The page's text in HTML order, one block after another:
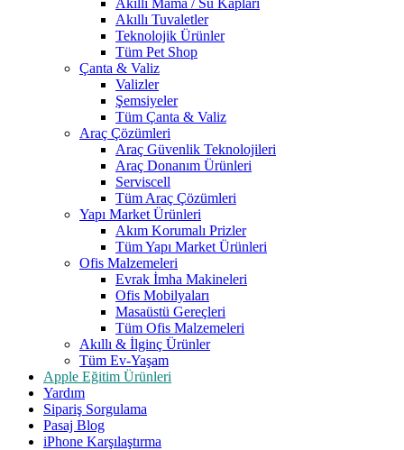
Akıllı Mama / Su Kapları
Akıllı Tuvaletler
Teknolojik Ürünler
Tüm Pet Shop
Çanta & Valiz
Valizler
Şemsiyeler
Tüm Çanta & Valiz
Araç Çözümleri
Araç Güvenlik Teknolojileri
Araç Donanım Ürünleri
Serviscell
Tüm Araç Çözümleri
Yapı Market Ürünleri
Akım Korumalı Prizler
Tüm Yapı Market Ürünleri
Ofis Malzemeleri
Evrak İmha Makineleri
Ofis Mobilyaları
Masaüstü Gereçleri
Tüm Ofis Malzemeleri
Akıllı & İlginç Ürünler
Tüm Ev-Yaşam
Apple Eğitim Ürünleri
Yardım
Sipariş Sorgulama
Pasaj Blog
iPhone Karşılaştırma